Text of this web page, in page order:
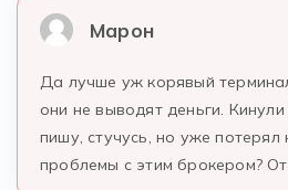
Марон
Да лучше уж корявый
они не выводят деньги.
пишу, стучусь, но уже
проблемы с этим брокером?